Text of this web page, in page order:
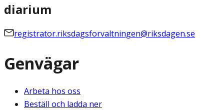
diarium
registrator.riksdagsforvaltningen@riksdagen.se
Genvägar
Arbeta hos oss
Beställ och ladda ner